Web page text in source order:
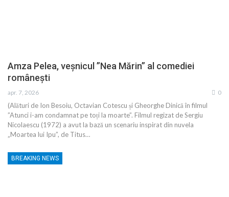
Amza Pelea, veșnicul ”Nea Mărin” al comediei
românești
apr. 7, 2026 0
(Alături de Ion Besoiu, Octavian Cotescu și Gheorghe Dinică în filmul
”Atunci i-am condamnat pe toți la moarte”. Filmul regizat de Sergiu
Nicolaescu (1972) a avut la bază un scenariu inspirat din nuvela
„Moartea lui Ipu”, de Titus…
BREAKING NEWS